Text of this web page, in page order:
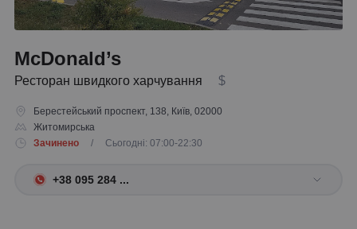
McDonald’s
Ресторан швидкого харчування $
Берестейський проспект, 138, Київ, 02000
Житомирська
Зачинено
/ Сьогодні: 07:00-22:30
+38 095 284 ...